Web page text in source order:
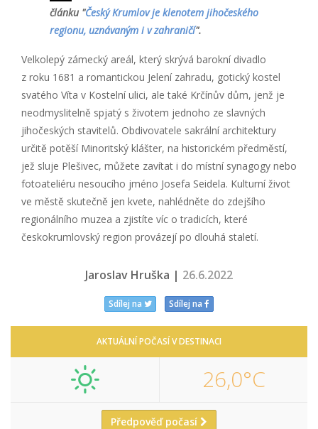
článku "Český Krumlov je klenotem jihočeského
regionu, uznávaným i v zahraničí".
Velkolepý zámecký areál, který skrývá barokní divadlo
z roku 1681 a romantickou Jelení zahradu, gotický kostel
svatého Víta v Kostelní ulici, ale také Krčínův dům, jenž je
neodmyslitelně spjatý s životem jednoho ze slavných
jihočeských stavitelů. Obdivovatele sakrální architektury
určitě potěší Minoritský klášter, na historickém předměstí,
jež sluje Plešivec, můžete zavítat i do místní synagogy nebo
fotoateliéru nesoucího jméno Josefa Seidela. Kulturní život
ve městě skutečně jen kvete, nahlédněte do zdejšího
regionálního muzea a zjistíte víc o tradicích, které
českokrumlovský region provázejí po dlouhá staletí.
Jaroslav Hruška | 26.6.2022
Sdílej na Sdílej na
AKTUÁLNÍ POČASÍ V DESTINACI
26,0°C
Předpověď počasí